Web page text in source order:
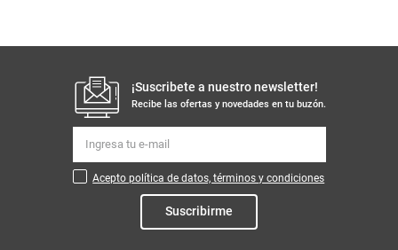
¡Suscribete a nuestro newsletter!
Recibe las ofertas y novedades en tu buzón.
Acepto política de datos, términos y condiciones
Suscribirme